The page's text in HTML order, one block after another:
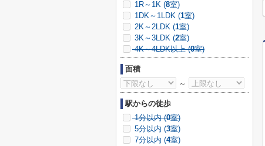
1R～1K (8室)
1DK～1LDK (1室)
2K～2LDK (1室)
3K～3LDK (2室)
4K～4LDK以上 (0室)
面積
～
駅からの徒歩
1分以内 (0室)
5分以内 (3室)
7分以内 (4室)